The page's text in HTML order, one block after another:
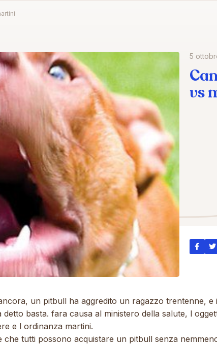
5
vs
un pitbull ha aggredito un ragazzo trentenne, e
detto basta. fara causa al ministero della salute, l
e l ordinanza martini.
che tutti possono acquistare un pitbull senza